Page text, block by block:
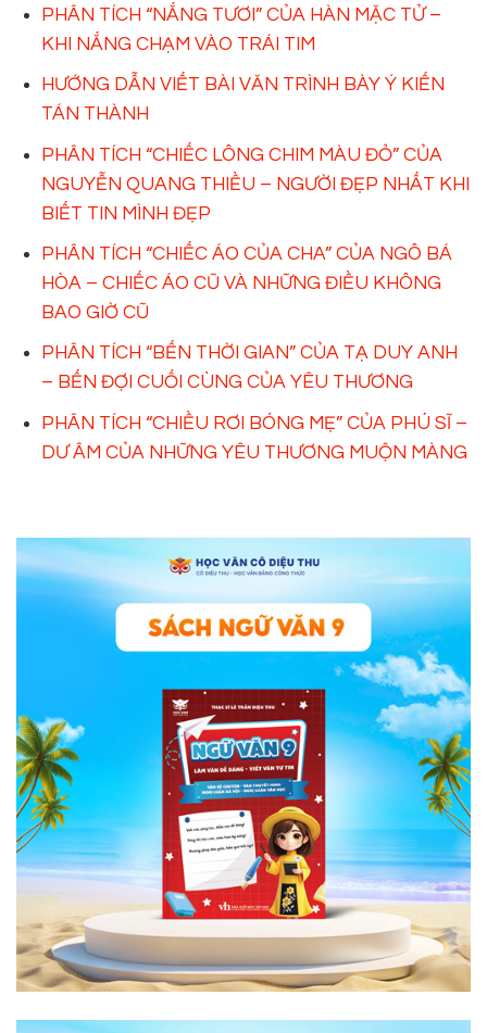
PHÂN TÍCH “NẮNG TƯƠI” CỦA HÀN MẶC TỬ –
KHI NẮNG CHẠM VÀO TRÁI TIM
HƯỚNG DẪN VIẾT BÀI VĂN TRÌNH BÀY Ý KIẾN
TÁN THÀNH
PHÂN TÍCH “CHIẾC LÔNG CHIM MÀU ĐỎ” CỦA
NGUYỄN QUANG THIỀU – NGƯỜI ĐẸP NHẤT KHI
BIẾT TIN MÌNH ĐẸP
PHÂN TÍCH “CHIẾC ÁO CỦA CHA” CỦA NGÔ BÁ
HÒA – CHIẾC ÁO CŨ VÀ NHỮNG ĐIỀU KHÔNG
BAO GIỜ CŨ
PHÂN TÍCH “BẾN THỜI GIAN” CỦA TẠ DUY ANH
– BẾN ĐỢI CUỐI CÙNG CỦA YÊU THƯƠNG
PHÂN TÍCH “CHIỀU RƠI BÓNG MẸ” CỦA PHÚ SĨ –
DƯ ÂM CỦA NHỮNG YÊU THƯƠNG MUỘN MÀNG